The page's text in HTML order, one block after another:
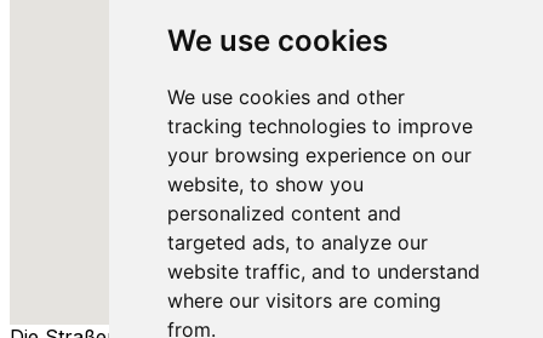
We use cookies
We use cookies and other
tracking technologies to improve
your browsing experience on our
website, to show you
personalized content and
targeted ads, to analyze our
website traffic, and to understand
where our visitors are coming
from.